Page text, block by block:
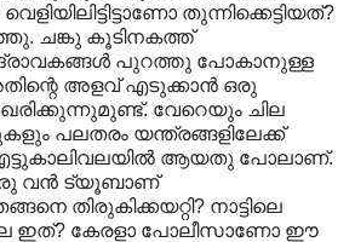
തുന്നിക്കെട്ടിയത്?
ചങ്കു കൂടിനകത്ത്
ദ്രാവകങ്ങൾ പുറത്തു പോകാനുള്ള
അളവ് എടുക്കാൻ ഒരു
വേറെയും ചില
പലതരം യന്ത്രങ്ങളിലേക്ക്
എട്ടുകാലിവലയിൽ ആയതു പോലാണ്.
വൻ ട്യൂബാണ്
തിരുകിക്കയറ്റി? നാട്ടിലെ
ഇത്? കേരളാ പോലീസാണോ ഈ